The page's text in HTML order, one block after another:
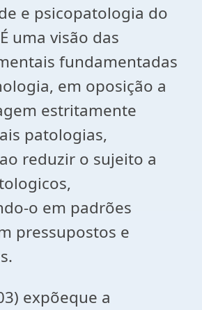
e psicopatologia do
uma visão das
fundamentadas
em oposição a
estritamente
patologias,
reduzir o sujeito a
o em padrões
pressupostos e
expõeque a